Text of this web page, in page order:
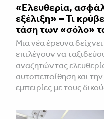
«Ελευθερία,
εξέλιξη» – Τι
τάση των «σόλο»
Μια νέα έρευνα
επιλέγουν να
αναζητώντας
αυτοπεποίθηση και
εμπειρίες με τους